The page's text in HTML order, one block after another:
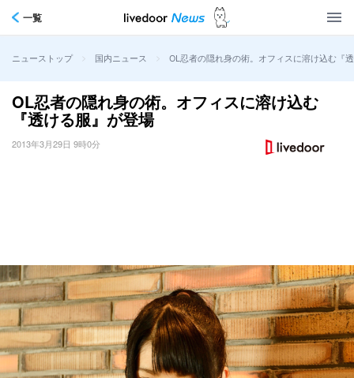
一覧
ニューストップ > 国内ニュース > OL忍者の隠れ身の術。オフィスに溶け込む『
OL忍者の隠れ身の術。オフィスに溶け込む
『透ける服』が登場
2013年3月29日 9時0分